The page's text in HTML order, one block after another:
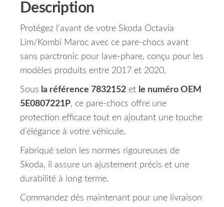
Description
Protégez l’avant de votre Skoda Octavia
Lim/Kombi Maroc avec ce pare-chocs avant
sans parctronic pour lave-phare, conçu pour les
modèles produits entre 2017 et 2020.
Sous la référence 7832152 et le numéro OEM
5E0807221P, ce pare-chocs offre une
protection efficace tout en ajoutant une touche
d’élégance à votre véhicule.
Fabriqué selon les normes rigoureuses de
Skoda, il assure un ajustement précis et une
durabilité à long terme.
Commandez dès maintenant pour une livraison